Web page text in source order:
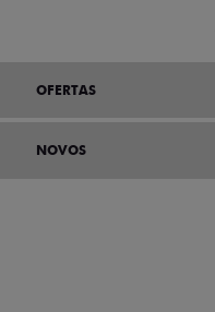
OFERTAS
NOVOS